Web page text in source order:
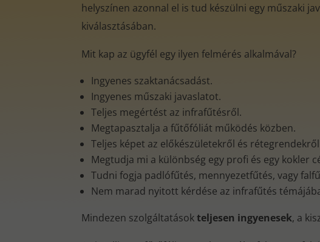
helyszínen azonnal el is tud készülni egy műszaki
kiválasztásában.
Mit kap az ügyfél egy ilyen felmérés alkalmával?
Ingyenes szaktanácsadást.
Ingyenes műszaki javaslatot.
Teljes megértést az infrafűtésről.
Megtapasztalja a fűtőfóliát működés közben.
Teljes képet az előkészületekről és
Megtudja mi a különbség egy profi és egy kokler
Tudni fogja padlófűtés, mennyezetfűtés, vagy
Nem marad nyitott kérdése az infrafűtés
Mindezen szolgáltatásokteljesen ingyenesek, a